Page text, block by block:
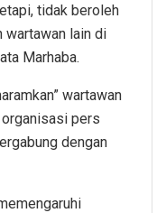
tidak beroleh
wartawan lain di
Marhaba.
wartawan
pers
dengan